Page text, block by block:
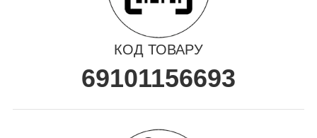
КОД ТОВАРУ
69101156693